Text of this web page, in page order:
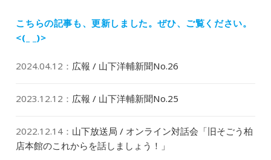
ン
稿:
こちらの記事も、更新しました。ぜひ、ご覧ください。
<(_ _)>
2024.04.12 ： 広報 / 山下洋輔新聞No.26
2023.12.12 ： 広報 / 山下洋輔新聞No.25
2022.12.14 ： 山下放送局 / オンライン対話会「旧そごう柏
店本館のこれからを話しましょう！」